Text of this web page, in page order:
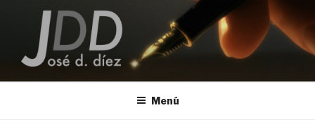
contenido
JOSE D. DIEZ
Menú